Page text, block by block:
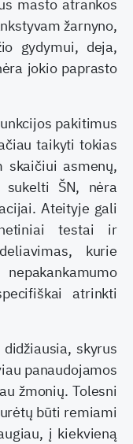
masto atrankos
žarnyno,
gydymui, deja,
jokio paprasto
pakitimus
taikyti tokias
skaičiui asmenų,
sukelti ŠN, nėra
Ateityje gali
testai ir
kurie
atrinkti
skyrus
panaudojamos
žmonių. Tolesni
būti remiami
į kiekvieną